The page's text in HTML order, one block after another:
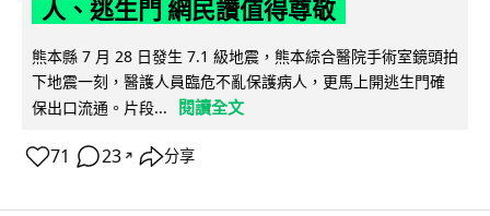
人、逃生門 網民讚值得尊敬
熊本縣 7 月 28 日發生 7.1 級地震，熊本綜合醫院手術室鏡頭拍
下地震一刻，醫護人員臨危不亂保護病人，更馬上開逃生門確
保出口流通。片段...
閱讀全文
71 23 ↗ 分享